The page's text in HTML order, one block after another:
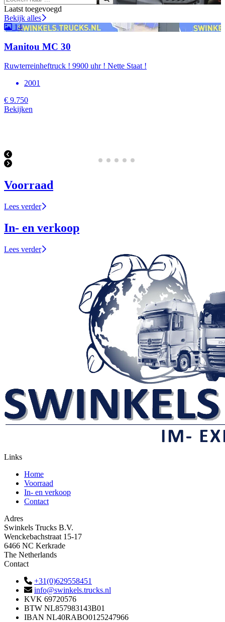
Laatst toegevoegd
Bekijk alles
14
Manitou MC 30
Ruwterreinheftruck ! 9900 uhr ! Nette Staat !
2001
€ 9.750
Bekijken
Voorraad
Lees verder
In- en verkoop
Lees verder
Links
Home
Voorraad
In- en verkoop
Contact
Adres
Swinkels Trucks B.V.
Wenckebachstraat 15-17
6466 NC Kerkrade
The Netherlands
Contact
+31(0)629558451
info@swinkels.trucks.nl
KVK 69720576
BTW NL857983143B01
IBAN NL40RABO0125247966